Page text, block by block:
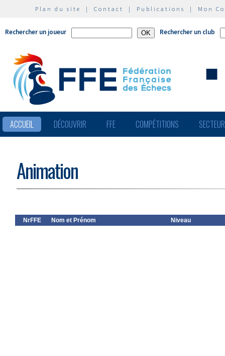
Plan du site | Contact | Publications | Mon
Rechercher un joueur Rechercher un club
ACCUEIL DÉCOUVRIR FFE COMPÉTITIONS
Animation
NrFFE Nom et Prénom Niveau